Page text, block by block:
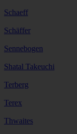
Schaeff
Schäffer
Sennebogen
Shatal Takeuchi
Terberg
Terex
Thwaites